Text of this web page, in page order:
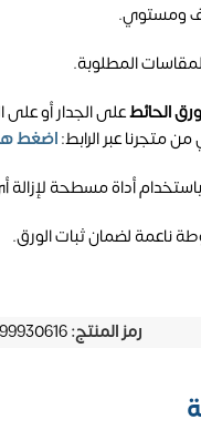
ومستوي.
المطلوبة.
الحائطعلى الجدار أو
متجرنا عبر الرابط:اضغط
أداة مسطحة لإزالة
ناعمة لضمان ثبات الورق.
رمز المنتج: